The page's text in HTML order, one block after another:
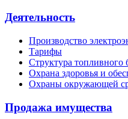
Деятельность
Производство
Тарифы
Структура топливного
Охрана здоровья и
Охраны окружающей
Продажа имущества